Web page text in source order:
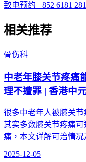
致电预约 +852 6181
相关推荐
骨伤科
中老年膝关节疼痛
理不遭罪 | 香港中
很多中老年人被膝关
其实多数膝关节疼痛
痛，本文详解可治情况
2025-12-05